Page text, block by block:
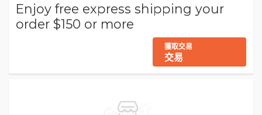
Enjoy free express shipping your
order $150 or more
獲取交易
交易